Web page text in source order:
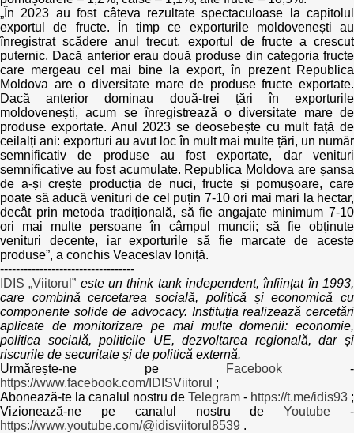
„În 2023 au fost câteva rezultate spectaculoase la capitolul
exportul de fructe. În timp ce exporturile moldovenești au
înregistrat scădere anul trecut, exportul de fructe a crescut
puternic. Dacă anterior erau două produse din categoria fructe
care mergeau cel mai bine la export, în prezent Republica
Moldova are o diversitate mare de produse fructe exportate.
Dacă anterior dominau două-trei țări în exporturile
moldovenești, acum se înregistrează o diversitate mare de
produse exportate. Anul 2023 se deosebește cu mult față de
ceilalți ani: exporturi au avut loc în mult mai multe țări, un număr
semnificativ de produse au fost exportate, dar venituri
semnificative au fost acumulate. Republica Moldova are șansa
de a-și crește producția de nuci, fructe și pomușoare, care
poate să aducă venituri de cel puțin 7-10 ori mai mari la hectar,
decât prin metoda tradițională, să fie angajate minimum 7-10
ori mai multe persoane în câmpul muncii; să fie obținute
venituri decente, iar exporturile să fie marcate de aceste
produse”, a conchis Veaceslav Ioniță.
----------------------------------
IDIS „Viitorul” este un think tank independent, înființat în 1993,
care combină cercetarea socială, politică și economică cu
componente solide de advocacy. Instituția realizează cercetări
aplicate de monitorizare pe mai multe domenii: economie,
politica socială, politicile UE, dezvoltarea regională, dar și
riscurile de securitate și de politică externă.
Urmărește-ne pe Facebook -
https://www.facebook.com/IDISViitorul ;
Abonează-te la canalul nostru de Telegram - https://t.me/idis93 ;
Vizionează-ne pe canalul nostru deYoutube -
https://www.youtube.com/@idisviitorul8539 .